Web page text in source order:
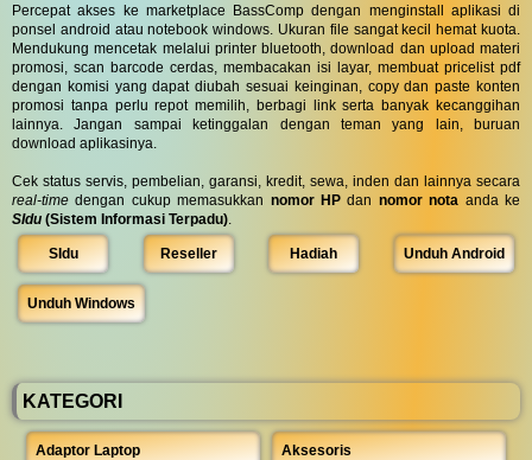
Percepat akses ke marketplace BassComp dengan menginstall aplikasi di
ponsel android atau notebook windows. Ukuran file sangat kecil hemat kuota.
Mendukung mencetak melalui printer bluetooth, download dan upload materi
promosi, scan barcode cerdas, membacakan isi layar, membuat pricelist pdf
dengan komisi yang dapat diubah sesuai keinginan, copy dan paste konten
promosi tanpa perlu repot memilih, berbagi link serta banyak kecanggihan
lainnya. Jangan sampai ketinggalan dengan teman yang lain, buruan
download aplikasinya.
Cek status servis, pembelian, garansi, kredit, sewa, inden dan lainnya secara
real-time dengan cukup memasukkan nomor HP dan nomor nota anda ke
SIdu (Sistem Informasi Terpadu)
SIdu Reseller Hadiah Unduh Android
Unduh Windows
KATEGORI
Adaptor Laptop Aksesoris